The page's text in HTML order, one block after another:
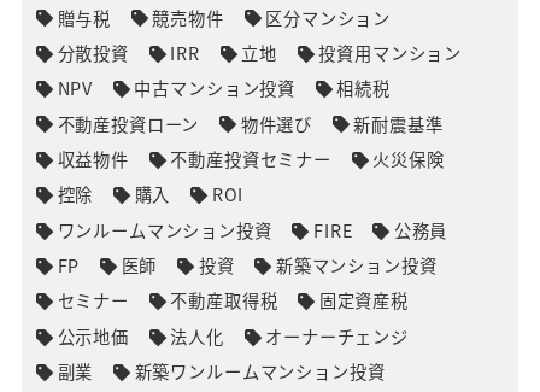
贈与税 競売物件
区分マンション
分散投資
IRR 立地
投資用マンション
NPV
中古マンション投資
相続税
不動産投資ローン
物件選び
新耐震基準
収益物件
不動産投資セミナー
火災保険
控除
購入
ROI
ワンルームマンション投資
FIRE
公務員
FP
医師 投資
新築マンション投資
セミナー
不動産取得税
固定資産税
公示地価
法人化
オーナーチェンジ
副業
新築ワンルームマンション投資